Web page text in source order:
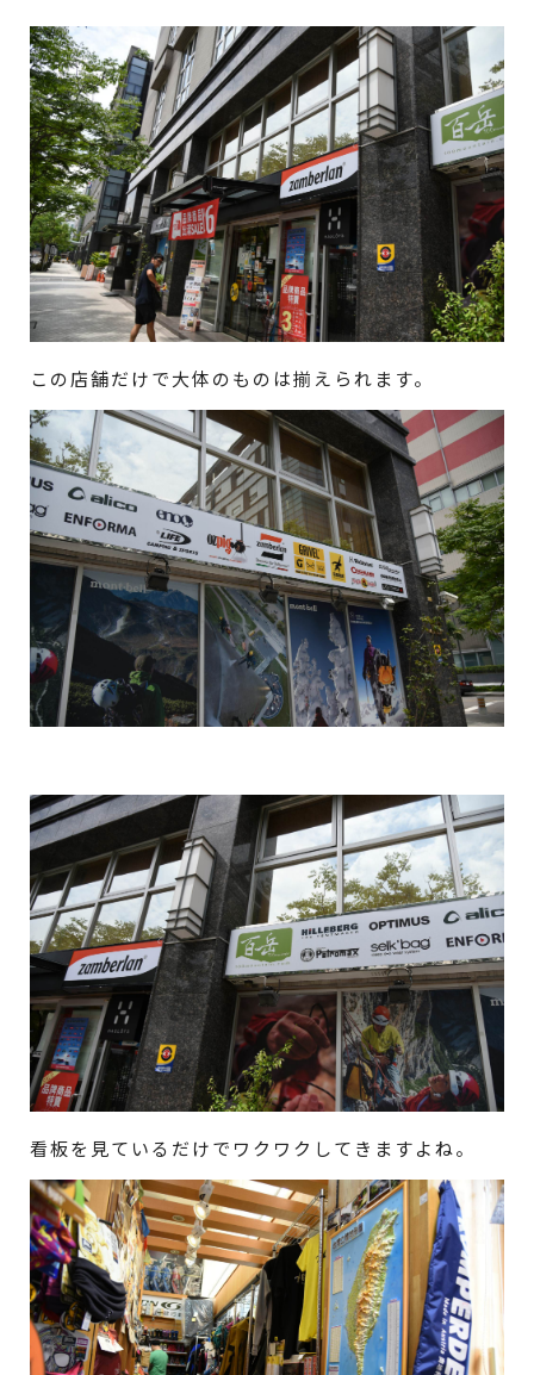
この店舗だけで大体のものは揃えられます。
看板を見ているだけでワクワクしてきますよね。